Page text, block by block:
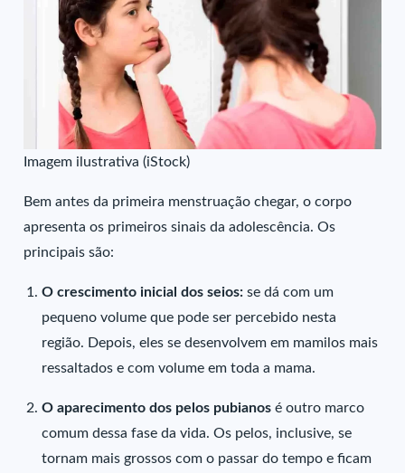
Imagem ilustrativa (iStock)
Bem antes da primeira menstruação chegar, o corpo
apresenta os primeiros sinais da adolescência. Os
principais são:
O crescimento inicial dos seios: se dá com um
pequeno volume que pode ser percebido nesta
região. Depois, eles se desenvolvem em mamilos mais
ressaltados e com volume em toda a mama.
O aparecimento dos pelos pubianos é outro marco
comum dessa fase da vida. Os pelos, inclusive, se
tornam mais grossos com o passar do tempo e ficam